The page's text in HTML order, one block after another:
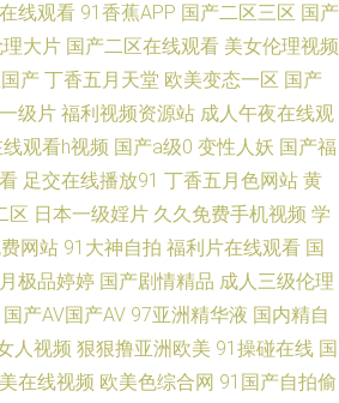
亚洲淫色网站 91剧场 av第三页 操逼av资源网
一区国产日韩 亚洲在线一区 在线看成人网站 91
AⅤ日韩 豆花视频在线观看 国产做爱91 91白虎
春 91视频观看网站 97超碰免费在线 超碰碰小说
欧美成人网页 人妻鲁色网无码 日日爱影院 婷
说 91美女自慰 超碰人人摸人人 国产福利在线观
线观看 91香蕉APP 国产二区三区 国产
大片 国产二区在线观看 美女伦理视频
产 丁香五月天堂 欧美变态一区 国产
级片 福利视频资源站 成人午夜在线观
观看h视频 国产a级0 变性人妖 国产福
足交在线播放91 丁香五月色网站 黄
区 日本一级婬片 久久免费手机视频 学
网站 91大神自拍 福利片在线观看 国
极品婷婷 国产剧情精品 成人三级伦理
国产AV国产AV 97亚洲精华液 国内精自
人视频 狠狠撸亚洲欧美 91操碰在线 国
在线视频 欧美色综合网 91国产自拍偷